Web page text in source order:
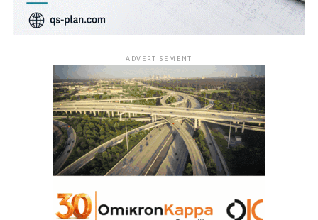
ADVERTISEMENT